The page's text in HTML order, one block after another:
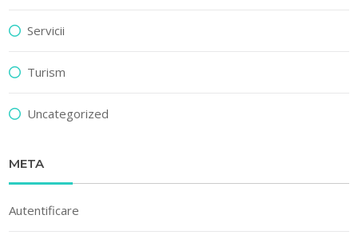
Servicii
Turism
Uncategorized
META
Autentificare